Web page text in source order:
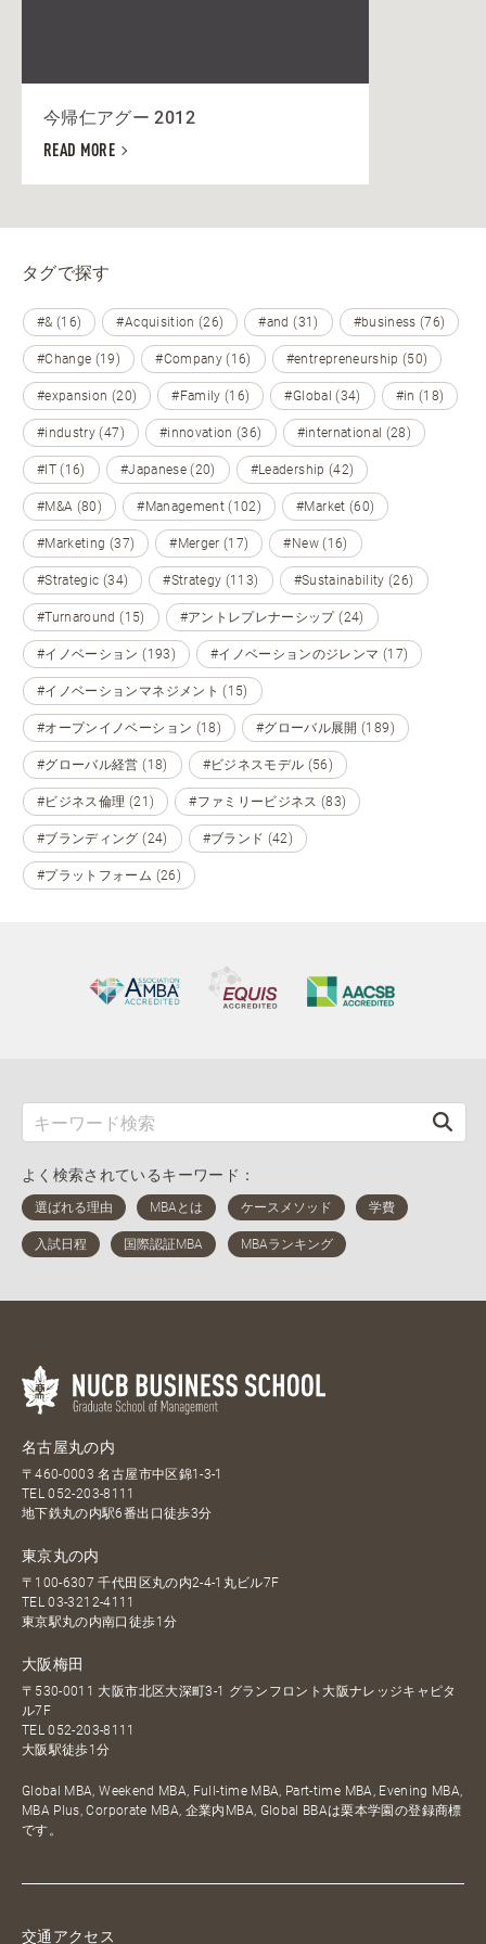
今帰仁アグー 2012
READ MORE
タグで探す
#& (16) #Acquisition (26) #and (31) #business (76)
#Change (19) #Company (16) #entrepreneurship (50)
#expansion (20) #Family (16) #Global (34) #in (18)
#industry (47) #innovation (36) #international (28)
#IT (16) #Japanese (20) #Leadership (42)
#M&A (80) #Management (102) #Market (60)
#Marketing (37) #Merger (17) #New (16)
#Strategic (34) #Strategy (113) #Sustainability (26)
#Turnaround (15) #アントレプレナーシップ (24)
#イノベーション (193) #イノベーションのジレンマ (17)
#イノベーションマネジメント (15)
#オープンイノベーション (18) #グローバル展開 (189)
#グローバル経営 (18) #ビジネスモデル (56)
#ビジネス倫理 (21) #ファミリービジネス (83)
#ブランディング (24) #ブランド (42)
#プラットフォーム (26)
よく検索されているキーワード：
名古屋丸の内
〒460-0003 名古屋市中区錦1-3-1
TEL052-203-8111
地下鉄丸の内駅6番出口徒歩3分
東京丸の内
〒100-6307 千代田区丸の内2-4-1丸ビル7F
TEL03-3212-4111
東京駅丸の内南口徒歩1分
大阪梅田
〒530-0011 大阪市北区大深町3-1 グランフロント大阪ナレッジキャピタ
ル7F
TEL052-203-8111
大阪駅徒歩1分
Global MBA, Weekend MBA, Full-time MBA, Part-time MBA, Evening MBA,
MBA Plus, Corporate MBA, 企業内MBA, Global BBAは栗本学園の登録商標
です。
交通アクセス